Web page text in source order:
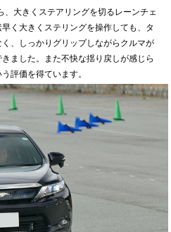
大きくステアリングを切るレーンチェ
く大きくステリングを操作しても、タ
、しっかりグリップしながらクルマが
ました。また不快な揺り戻しが感じら
評価を得ています。